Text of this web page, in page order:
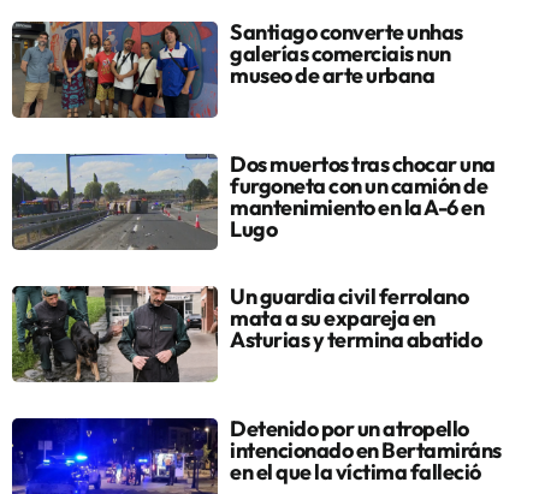
Santiago converte unhas
galerías comerciais nun
museo de arte urbana
Dos muertos tras chocar una
furgoneta con un camión de
mantenimiento en la A-6 en
Lugo
Un guardia civil ferrolano
mata a su expareja en
Asturias y termina abatido
Detenido por un atropello
intencionado en Bertamiráns
en el que la víctima falleció